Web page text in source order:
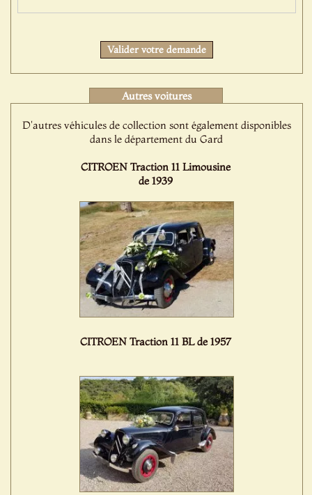
Valider votre demande
Autres voitures
D'autres véhicules de collection sont également disponibles
dans le département du Gard
CITROEN Traction 11 Limousine
de 1939
CITROEN Traction 11 BL de 1957